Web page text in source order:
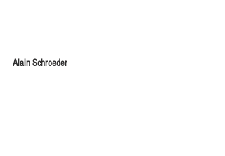
Alain Schroeder